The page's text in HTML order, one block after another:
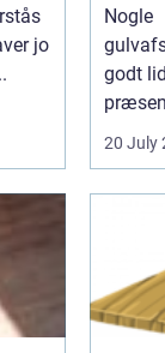
jo
Nogle
godt
20 July